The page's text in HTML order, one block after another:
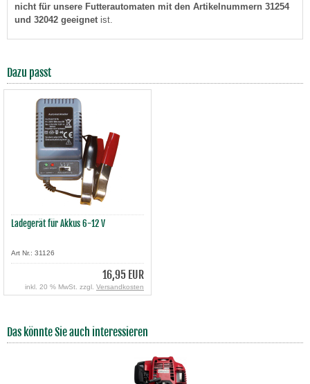
nicht für unsere Futterautomaten mit den Artikelnummern 31254
und 32042 geeignet ist.
Dazu passt
Ladegerät für Akkus 6-12 V
Art Nr.: 31126
16,95 EUR
inkl. 20 % MwSt. zzgl. Versandkosten
Das könnte Sie auch interessieren